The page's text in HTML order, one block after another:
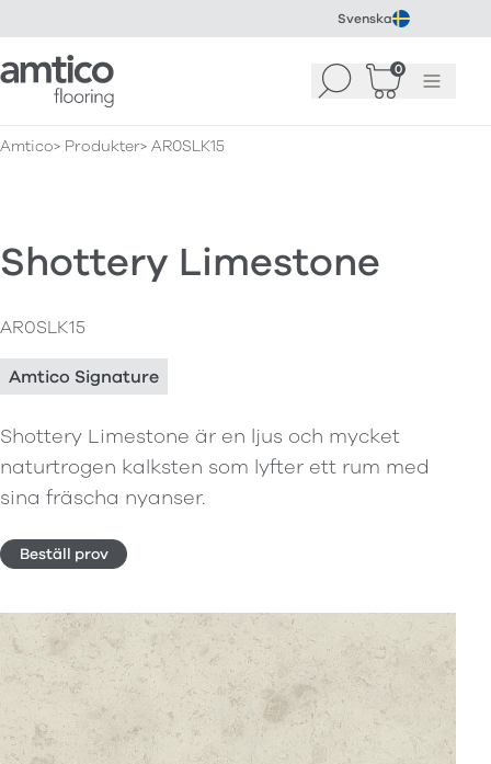
Svenska
Amtico Flooring Sök 0
Korg 0)Meny
Amtico Produkter AR0SLK15
Shottery Limestone
AR0SLK15
Amtico Signature
Shottery Limestone är en ljus och mycket
naturtrogen kalksten som lyfter ett rum med
sina fräscha nyanser.
Beställ prov